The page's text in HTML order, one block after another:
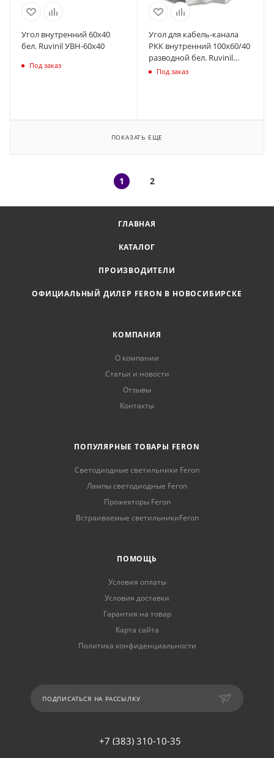
Угол внутренний 60х40
бел. Ruvinil УВН-60х40
Под заказ
Угол для кабель-канала
РКК внутренний 100х60/40
разводной бел. Ruvinil
УВН-100х60
Под заказ
ПОКАЗАТЬ ЕЩЕ
1 2
ГЛАВНАЯ
КАТАЛОГ
ПРОИЗВОДИТЕЛИ
ОФИЦИАЛЬНЫЙ ДИЛЕР FERON В НОВОСИБИРСКЕ
КОМПАНИЯ
О компании
Статьи и новости
Отзывы
Контакты
ПОПУЛЯРНЫЕ ТОВАРЫ FERON
Светодиодные светильники Feron
Лампы светодиодные Feron
Прожекторы Feron
Встраиваемые светильникиFeron
ПОМОЩЬ
Условия оплаты
Условия доставки
Гарантия на товар
Карта сайта
Политика конфиденциальности
ПОДПИСАТЬСЯ НА РАССЫЛКУ
+7 (383) 310-10-35